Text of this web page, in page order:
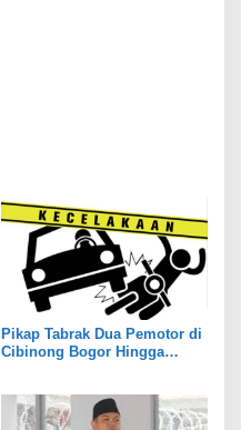
Pikap Tabrak Dua Pemotor di
Cibinong Bogor Hingga